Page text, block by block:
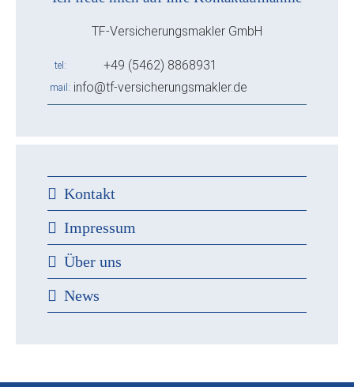
TF-Versicherungsmakler GmbH
tel +49 (5462) 8868931
mail info@tf-versicherungsmakler.de
Kontakt
Impressum
Über uns
News